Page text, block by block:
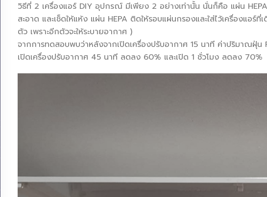
วิธีที่ 2 เครื่องแอร์ DIY อุปกรณ์ มีเพียง 2 อย่างเท่านั้น นั่นก็คือ แผ่น
สะอาด และเช็ดให้แห้ง แผ่น HEPA ติดให้รอบแผ่นกรองและใส่ไว้เครื่องแอ
ตัว เพราะอีกตัวจะให้ระบายอากาศ )
จากการทดสอบพบว่าหลังจากเปิดเครื่องปรับอากาศ 15 นาที ค่าปริมาณ
เปิดเครื่องปรับอากาศ 45 นาที ลดลง 60% และเปิด 1 ชั่วโมง ลดลง 70%